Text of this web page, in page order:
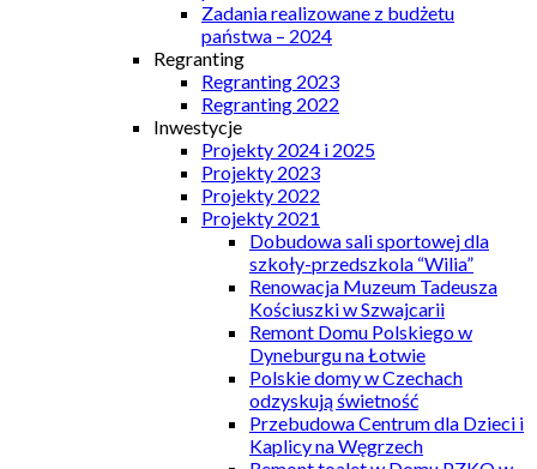
Zadania realizowane z budżetu
państwa – 2024
Regranting
Regranting 2023
Regranting 2022
Inwestycje
Projekty 2024 i 2025
Projekty 2023
Projekty 2022
Projekty 2021
Dobudowa sali sportowej dla
szkoły-przedszkola “Wilia”
Renowacja Muzeum Tadeusza
Kościuszki w Szwajcarii
Remont Domu Polskiego w
Dyneburgu na Łotwie
Polskie domy w Czechach
odzyskują świetność
Przebudowa Centrum dla Dzieci i
Kaplicy na Węgrzech